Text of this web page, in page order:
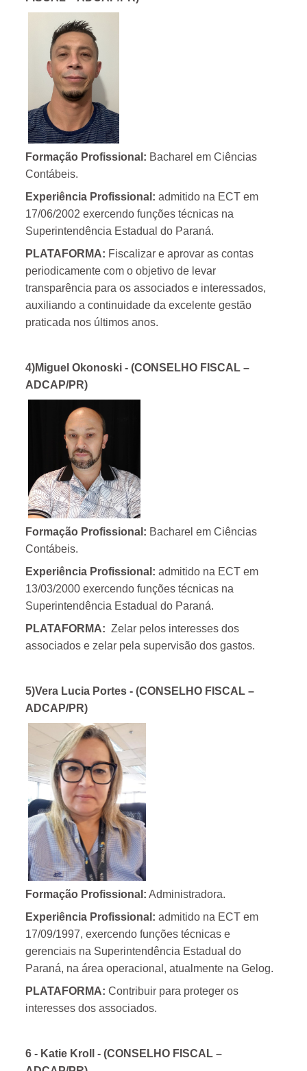
Formação Profissional: Bacharel em Ciências
Contábeis.
Experiência Profissional: admitido na ECT em
17/06/2002 exercendo funções técnicas na
Superintendência Estadual do Paraná.
PLATAFORMA: Fiscalizar e aprovar as contas
periodicamente com o objetivo de levar
transparência para os associados e interessados,
auxiliando a continuidade da excelente gestão
praticada nos últimos anos.
4)Miguel Okonoski - (CONSELHO FISCAL –
ADCAP/PR)
Formação Profissional: Bacharel em Ciências
Contábeis.
Experiência Profissional: admitido na ECT em
13/03/2000 exercendo funções técnicas na
Superintendência Estadual do Paraná.
PLATAFORMA: Zelar pelos interesses dos
associados e zelar pela supervisão dos gastos.
5)Vera Lucia Portes- (CONSELHO FISCAL –
ADCAP/PR)
Formação Profissional: Administradora.
Experiência Profissional: admitido na ECT em
17/09/1997, exercendo funções técnicas e
gerenciais na Superintendência Estadual do
Paraná, na área operacional, atualmente na Gelog.
PLATAFORMA: Contribuir para proteger os
interesses dos associados.
6 - Katie Kroll- (CONSELHO FISCAL –